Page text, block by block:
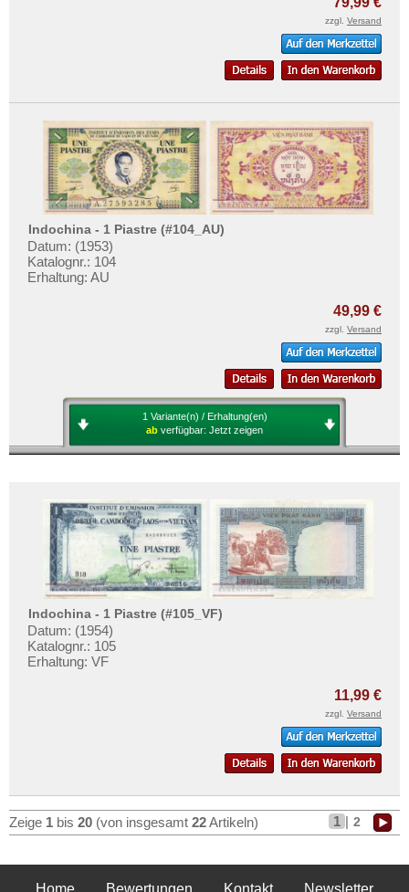
zzgl. Versand
Indochina - 1 Piastre (#104_AU)
Datum: (1953)
Katalognr.: 104
Erhaltung: AU
49,99 €
zzgl. Versand
1 Variante(n) / Erhaltung(en)
ab verfügbar: Jetzt zeigen
Indochina - 1 Piastre (#105_VF)
Datum: (1954)
Katalognr.: 105
Erhaltung: VF
11,99 €
zzgl. Versand
Zeige 1 bis 20 (von insgesamt 22Artikeln) 1 | 2
Home Bewertungen Kontakt Newsletter